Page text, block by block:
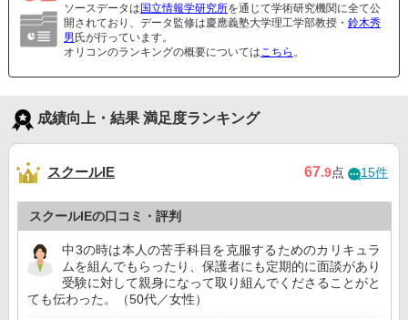
ソースデータは 国立情報学研究所を通じて学術研究機関に全て公
開されており、データ監修は慶應義塾大学理工学部教授・ 鈴木秀
男 氏が行っています。
オリコンのランキングの概要についてはこちら 。
成績向上・結果 満足度ランキング
スクールIE 67.9点 15件
スクールIEの口コミ・評判
中3の時は本人の苦手科目を克服するためのカリキュラ
ムを組んでもらったり、保護者にも定期的に面談があり
受験に対して親身になって取り組んでくださることがと
ても伝わった。（50代／女性）